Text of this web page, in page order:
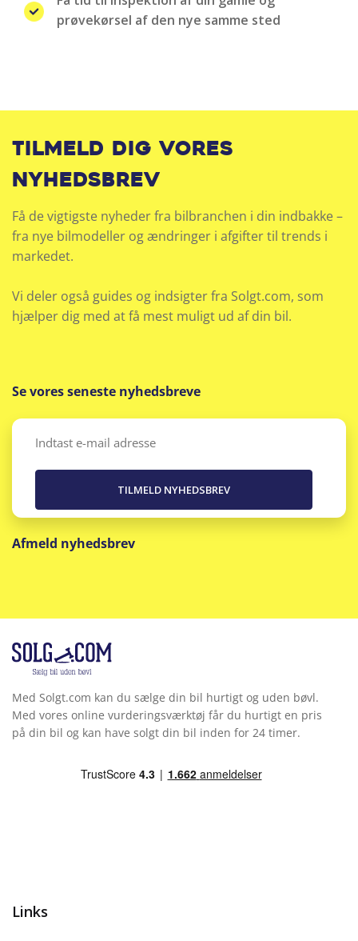
prøvekørsel af den nye samme sted
Tilmeld dig vores
nyhedsbrev
Få de vigtigste nyheder fra bilbranchen i din indbakke –
fra nye bilmodeller og ændringer i afgifter til trends i
markedet.
Vi deler også guides og indsigter fra Solgt.com, som
hjælper dig med at få mest muligt ud af din bil.
Se vores seneste nyhedsbreve
Email
Afmeld nyhedsbrev
Med Solgt.com kan du sælge din bil hurtigt og uden bøvl.
Med vores online vurderingsværktøj får du hurtigt en pris
på din bil og kan have solgt din bil inden for 24 timer.
Links